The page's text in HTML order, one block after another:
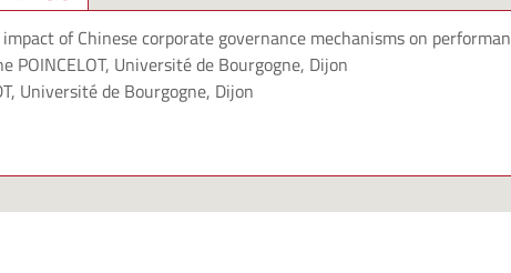
of Chinese corporate governance mechanisms on
POINCELOT, Université de Bourgogne, Dijon
, Université de Bourgogne, Dijon